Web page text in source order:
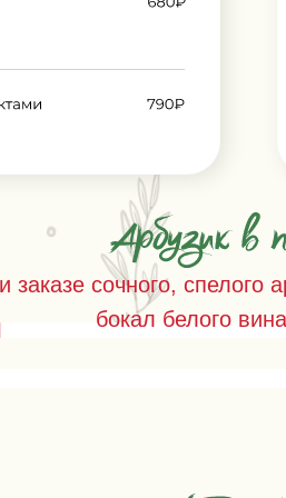
заказе сочного, спелого
бокал белого